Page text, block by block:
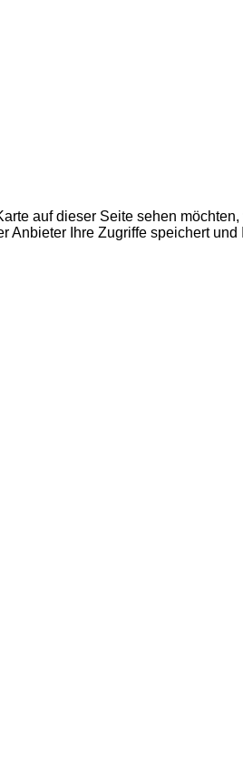
auf dieser Seite sehen
Ihre Zugriffe speichert